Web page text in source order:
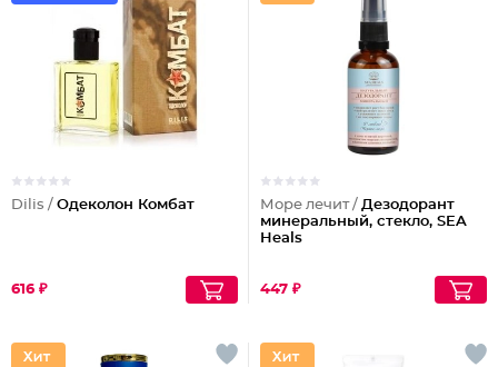
Dilis / Одеколон Комбат
616 ₽
Море лечит / Дезодорант
минеральный, стекло, SEA
Heals
447 ₽